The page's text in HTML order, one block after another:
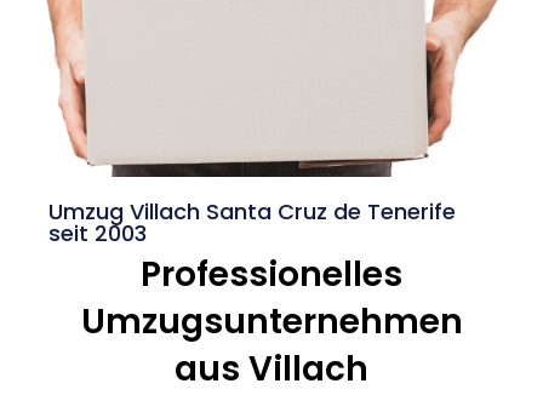
Umzug Villach Santa Cruz de Tenerife
seit 2003
Professionelles
Umzugsunternehmen
aus Villach